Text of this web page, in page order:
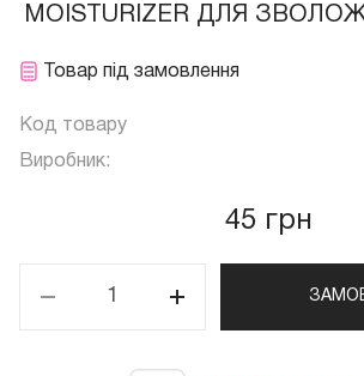
MOISTURIZER ДЛЯ
Товар під замовлення
Код товару
Виробник:
45 грн